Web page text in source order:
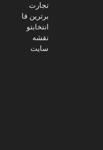
تجارت
برترین فا
انتخابتو
نقشه
سایت